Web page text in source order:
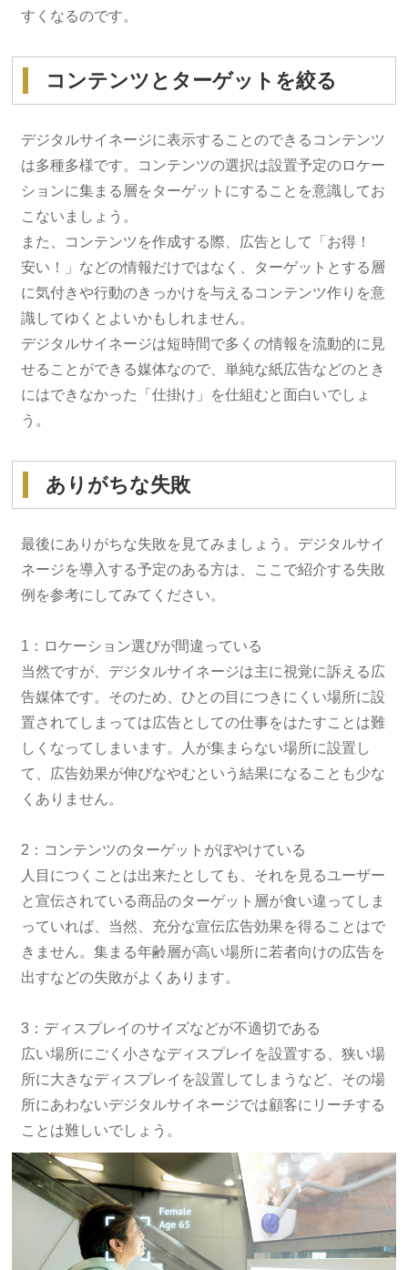
すくなるのです。
コンテンツとターゲットを絞る
デジタルサイネージに表示することのできるコンテンツ
は多種多様です。コンテンツの選択は設置予定のロケー
ションに集まる層をターゲットにすることを意識してお
こないましょう。
また、コンテンツを作成する際、広告として「お得！
安い！」などの情報だけではなく、ターゲットとする層
に気付きや行動のきっかけを与えるコンテンツ作りを意
識してゆくとよいかもしれません。
デジタルサイネージは短時間で多くの情報を流動的に見
せることができる媒体なので、単純な紙広告などのとき
にはできなかった「仕掛け」を仕組むと面白いでしょ
う。
ありがちな失敗
最後にありがちな失敗を見てみましょう。デジタルサイ
ネージを導入する予定のある方は、ここで紹介する失敗
例を参考にしてみてください。
1：ロケーション選びが間違っている
当然ですが、デジタルサイネージは主に視覚に訴える広
告媒体です。そのため、ひとの目につきにくい場所に設
置されてしまっては広告としての仕事をはたすことは難
しくなってしまいます。人が集まらない場所に設置し
て、広告効果が伸びなやむという結果になることも少な
くありません。
2：コンテンツのターゲットがぼやけている
人目につくことは出来たとしても、それを見るユーザー
と宣伝されている商品のターゲット層が食い違ってしま
っていれば、当然、充分な宣伝広告効果を得ることはで
きません。集まる年齢層が高い場所に若者向けの広告を
出すなどの失敗がよくあります。
3：ディスプレイのサイズなどが不適切である
広い場所にごく小さなディスプレイを設置する、狭い場
所に大きなディスプレイを設置してしまうなど、その場
所にあわないデジタルサイネージでは顧客にリーチする
ことは難しいでしょう。